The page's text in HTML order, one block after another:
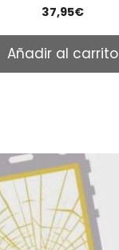
o
f
5
37,95€
Añadir al carrito